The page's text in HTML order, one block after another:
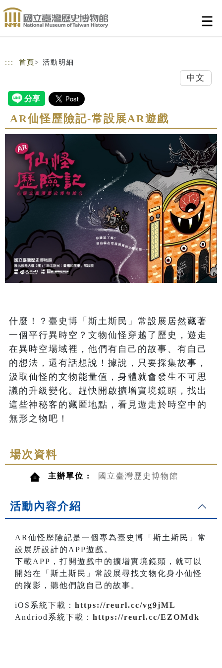
跳到主要內容
網站導覽
::: 首頁 > 活動明細
中文
AR仙怪歷險記-常設展AR遊戲
什麼！？臺史博「斯土斯民」常設展居然藏著
一個平行異時空？文物仙怪穿越了歷史，遊走
在異時空場域裡，他們有自己的故事、有自己
的想法，還有話想說！據說，只要採集故事，
汲取仙怪的文物能量值，身體就會發生不可思
議的升級變化。趕快開啟擴增實境鏡頭，找出
這些神秘客的藏匿地點，看見遊走於時空中的
無形之物吧！
場次資料
主辦單位 : 國立臺灣歷史博物館
活動內容介紹
AR仙怪歷險記是一個專為臺史博「斯土斯民」常
設展所設計的APP遊戲。
下載APP，打開遊戲中的擴增實境鏡頭，就可以
開始在「斯土斯民」常設展尋找文物化身小仙怪
的蹤影，聽他們說自己的故事。
iOS系統下載： https://reurl.cc/vg9jML
Andriod系統下載： https://reurl.cc/EZOMdk